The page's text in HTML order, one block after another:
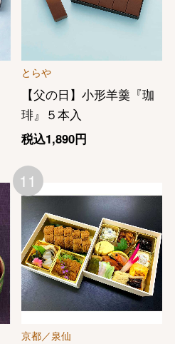
とらや
【父の日】小形羊羹『珈
琲』５本入
税込1,890円
京都／泉仙
11